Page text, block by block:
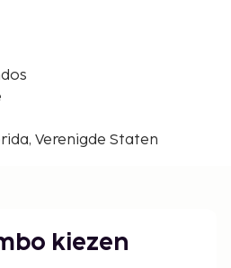
Verenigde Staten
kiezen